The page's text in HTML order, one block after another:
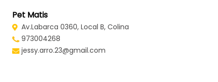
Pet Matis
Av.Labarca 0360, Local B, Colina
973004268
jessy.arro.23@gmail.com